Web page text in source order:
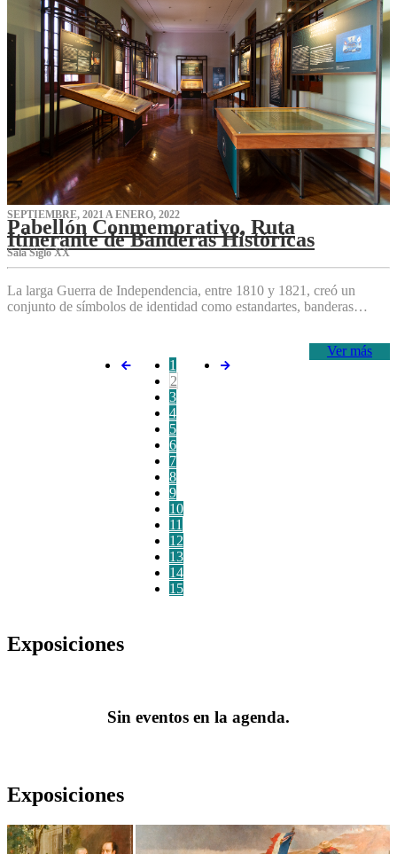
SEPTIEMBRE, 2021 A ENERO, 2022
Pabellón Conmemorativo, Ruta
Itinerante de Banderas Históricas
Sala Siglo XX
La larga Guerra de Independencia, entre 1810 y 1821, creó un
conjunto de símbolos de identidad como estandartes, banderas…
Ver más
1
2
3
4
5
6
7
8
9
10
11
12
13
14
15
Exposiciones
Sin eventos en la agenda.
Exposiciones